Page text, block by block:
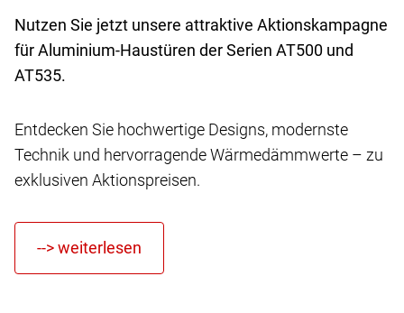
Nutzen Sie jetzt unsere attraktive Aktionskampagne
für Aluminium-Haustüren der Serien AT500 und
AT535.
Entdecken Sie hochwertige Designs, modernste
Technik und hervorragende Wärmedämmwerte – zu
exklusiven Aktionspreisen.